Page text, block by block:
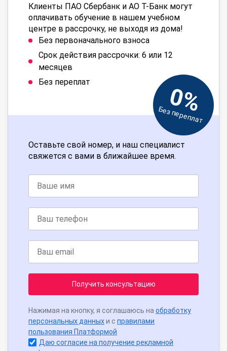
Клиенты ПАО Сбербанк и АО Т-Банк могут
оплачивать обучение в нашем учебном
центре в рассрочку, не выходя из дома!
Без первоначального взноса
Срок действия рассрочки: 6 или 12
месяцев
Без переплат
0%
Без переплат
Оставьте свой номер, и наш специалист
свяжется с вами в ближайшее время.
Получить консультацию
Нажимая на кнопку, я соглашаюсь на обработку
персональных данныхи с правилами
пользования Платформой
Даю согласие на получение рекламной